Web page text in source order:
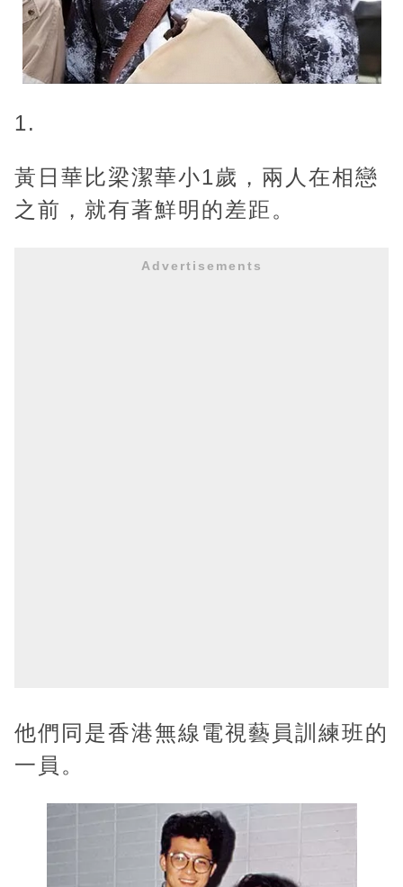
1.
黃日華比梁潔華小1歲，兩人在相戀
之前，就有著鮮明的差距。
Advertisements
他們同是香港無線電視藝員訓練班的
一員。